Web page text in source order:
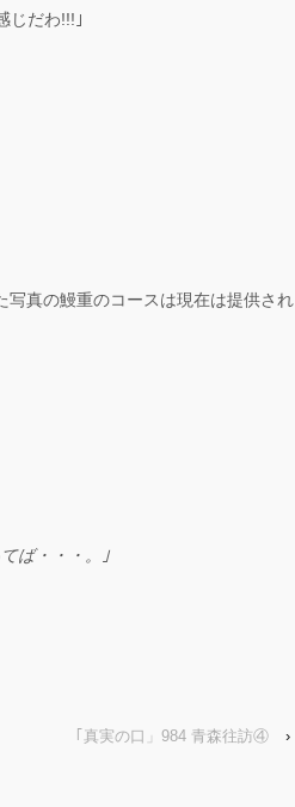
じだわ!!!｣
写真の鰻重のコースは現在は提供され
ば・・・。｣
｢真実の口」984 青森往訪④ ›